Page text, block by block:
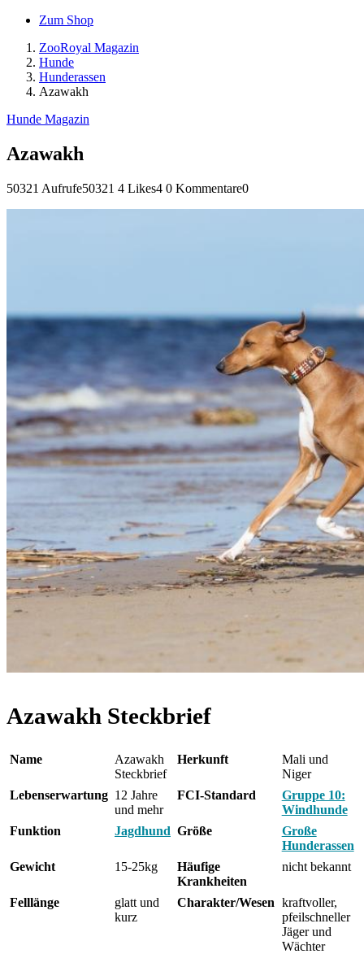
Zum Shop
ZooRoyal Magazin
Hunde
Hunderassen
Azawakh
Hunde Magazin
Azawakh
50321 Aufrufe50321 4 Likes4 0 Kommentare0
Azawakh Steckbrief
Name
Azawakh
Steckbrief
Herkunft
Mali und
Niger
Lebenserwartung 12 Jahre
und mehr
FCI-Standard
Gruppe 10:
Windhunde
Funktion
Jagdhund Größe
Große
Hunderassen
Gewicht
15-25kg
Häufige
Krankheiten
nicht bekannt
Felllänge
glatt und
kurz
Charakter/Wesen kraftvoller,
pfeilschneller
Jäger und
Wächter